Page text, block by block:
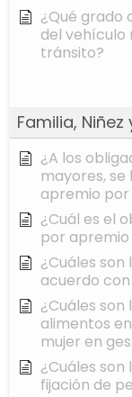
¿Qué grado
del vehículo
tránsito?
Familia,
¿A los
mayores,
apremio por
¿Cuál es el
por
¿Cuáles
acuerdo
¿Cuáles
alimentos
mujer en
¿Cuáles
fijación de